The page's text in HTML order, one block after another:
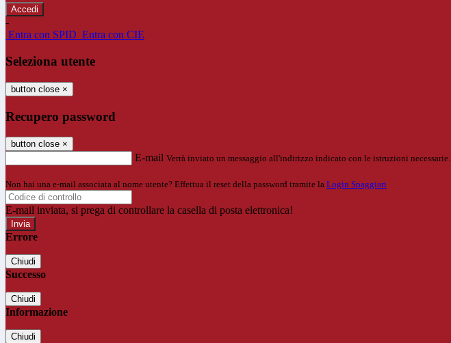
-
Entra con SPID Entra con CIE
Seleziona utente
button close ×
Recupero password
button close ×
E-mail Verrà inviato un messaggio all'indirizzo indicato con le istruzioni necessarie.
Non hai una e-mail associata al nome utente? Effettua il reset della password tramite la Login Spaggiari
E-mail inviata, si prega di controllare la casella di posta elettronica!
Errore
Chiudi
Successo
Chiudi
Informazione
Chiudi